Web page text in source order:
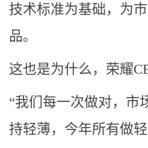
技术标准为基础，为
品。
这也是为什么，荣耀
“我们每一次做对，市
持轻薄，今年所有做